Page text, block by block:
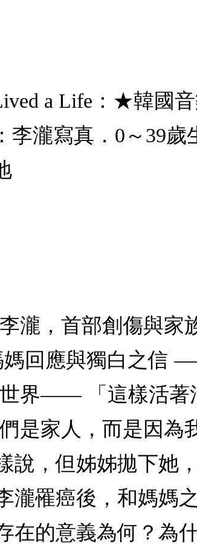
a Life：★韓國
瀧寫真．0～39歲
瀧，首部創傷與
媽回應與獨白之信
—— 「這樣活著
是家人，而是因為
說，但姊姊拋下她
瀧罹癌後，和媽媽
在的意義為何？為